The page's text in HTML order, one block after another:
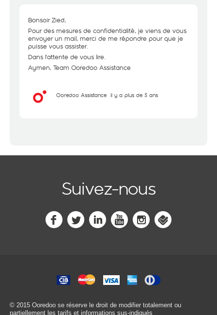
Bonsoir Zied,
Pour des mesures de confidentialité, je viens de vous
envoyer un mail, merci de me répondre pour que je
puisse vous assister.
Dans l'attente de vous lire.
Aymen, Team Ooredoo Assistance
Ooredoo Assistance il y a plus de 5 ans
Suivez-nous
© 2015 Ooredoo se réserve le droit de modifier totalement ou
partiellement les tarifs et informations sus-indiqués